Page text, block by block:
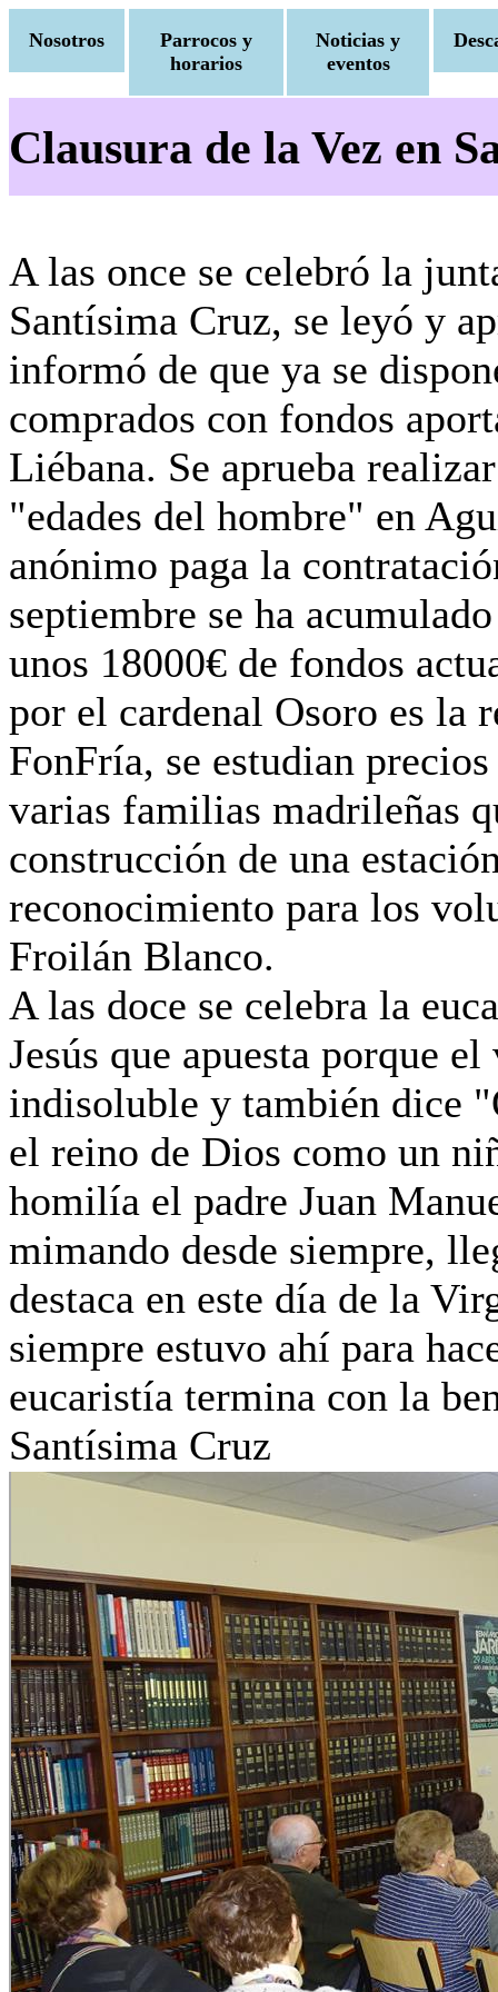
Nosotros
Parrocos y
horarios
Noticias y
eventos
Clausura de la Vez en
A las once se celebró la
Santísima Cruz, se leyó y
informó de que ya se
comprados con fondos
Liébana. Se aprueba
"edades del hombre" en
anónimo paga la
septiembre se ha
unos 18000€ de fondos
por el cardenal Osoro es la
FonFría, se estudian
varias familias madrileñas
construcción de una
reconocimiento para los
Froilán Blanco.
A las doce se celebra la
Jesús que apuesta porque
indisoluble y también dice
el reino de Dios como un
homilía el padre Juan
mimando desde siempre,
destaca en este día de la
siempre estuvo ahí para
eucaristía termina con la
Santísima Cruz